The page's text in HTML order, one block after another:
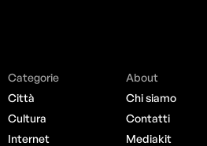
Categorie
Città
Cultura
Internet
About
Chi siamo
Contatti
Mediakit